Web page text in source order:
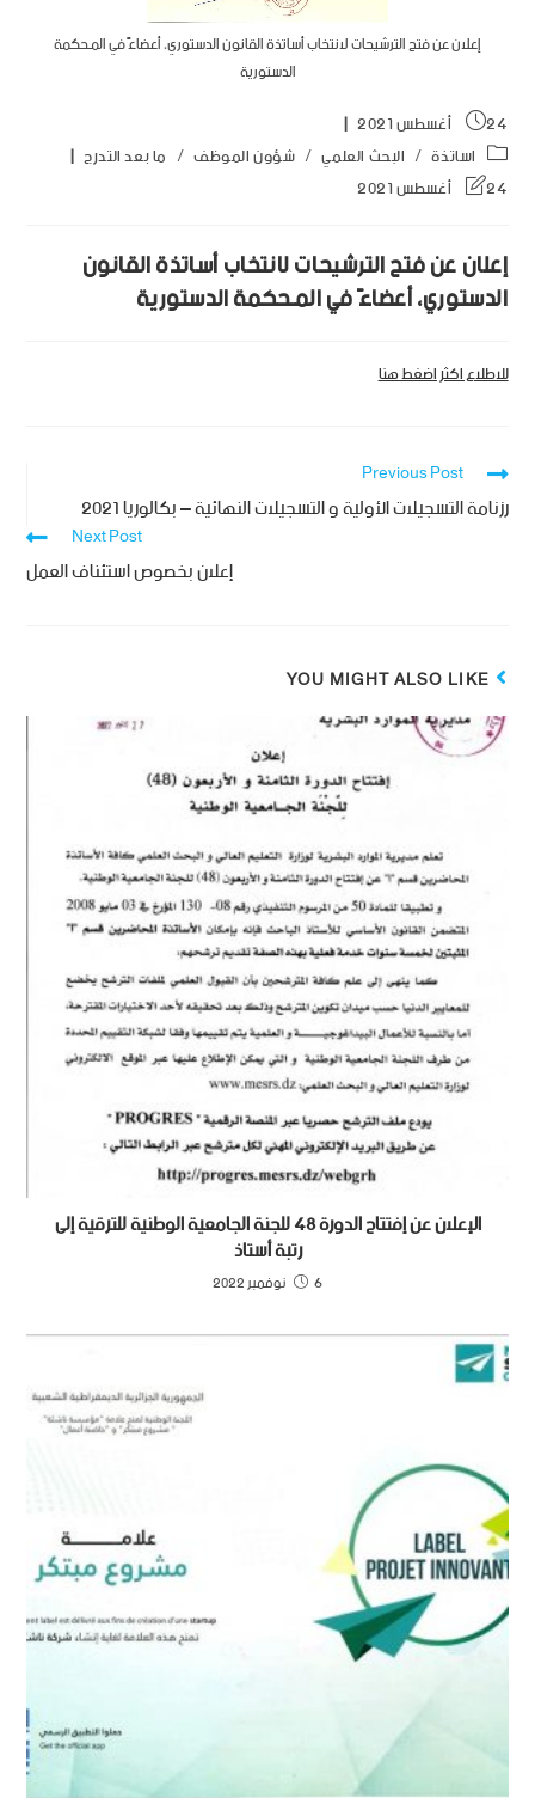
إعلان عن فتح الترشيحات لانتخاب أساتذة القانون الدستوري، أعضاءً في المـحكمة
الدستورية
24 أغسطس 2021
اساتذة / البحث العلمي / شؤون الموظف / ما بعد التدرج
24 أغسطس 2021
إعلان عن فتح الترشيحات لانتخاب أساتذة القانون
الدستوري، أعضاءً في المـحكمة الدستورية
للاطلاع اكثر اضغط هنا
Previous Post
رزنامة التسجيلات الأولية و التسجيلات النهائية – بكالوريا 2021
Next Post
إعلان بخصوص استئناف العمل
YOU MIGHT ALSO LIKE
الإعلان عن إفتتاح الدورة 48 للجنة الجامعية الوطنية للترقية إلى
رتبة أستاذ
6 نوفمبر 2022